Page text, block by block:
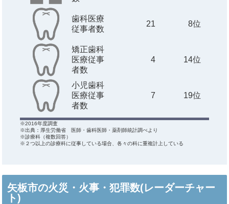
歯科医療
従事者数
21 8位
矯正歯科
医療従事
者数
4 14位
小児歯科
医療従事
者数
7 19位
※2016年度調査
※出典：厚生労働省 医師・歯科医師・薬剤師統計調べより
※診療科（複数回答）
※２つ以上の診療科に従事している場合、各々の科に重複計上している
矢板市の火災・火事・犯罪数(レーダーチャー
ト)